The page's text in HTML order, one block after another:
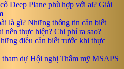
Deep Plane phù hợp với ai? Giải
là gì? Những thông tin cần biết
nên thực hiện? Chi phí ra sao?
điều cần biết trước khi thực
dự Hội nghị Thẩm mỹ MSAPS